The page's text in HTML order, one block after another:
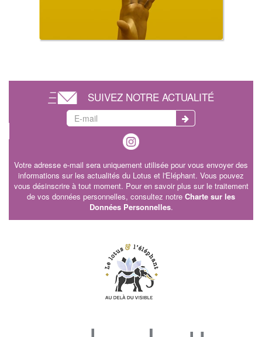
SUIVEZ NOTRE ACTUALITÉ
Votre adresse e-mail sera uniquement utilisée pour vous envoyer des
informations sur les actualités du Lotus et l'Eléphant. Vous pouvez
vous désinscrire à tout moment. Pour en savoir plus sur le traitement
de vos données personnelles, consultez notre Charte sur les
Données Personnelles.